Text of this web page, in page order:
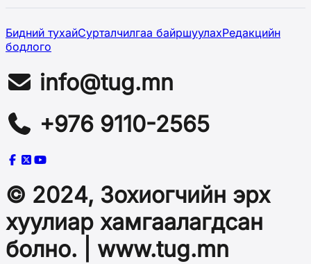
Бидний тухайСурталчилгаа байршуулахРедакцийн
бодлого
info@tug.mn
+976 9110-2565
© 2024, Зохиогчийн эрх
хуулиар хамгаалагдсан
болно. | www.tug.mn